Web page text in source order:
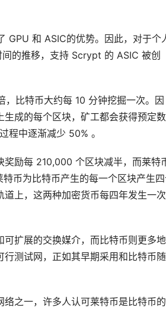
GPU 和 ASIC的优势。因此，对于个
的推移，支持 Scrypt 的 ASIC 被创
比特币大约每 10 分钟挖掘一次。因
成的每个区块，矿工都会获得预定
程中逐渐减少 50% 。
奖励每 210,000 个区块减半，而莱特
币为比特币产生的每一个区块产生
上，这两种加密货币每四年发生一
扩展的交换媒介，而比特币则更多
测试网，正如其早期采用和比特币
之一，许多人认可莱特币是比特币